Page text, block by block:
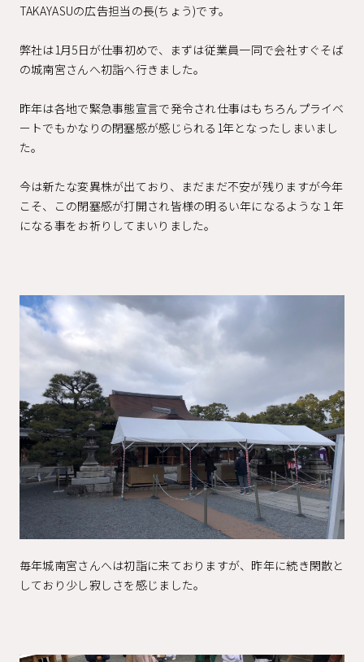
TAKAYASUの広告担当の長(ちょう)です。
弊社は1月5日が仕事初めで、まずは従業員一同で会社すぐそば
の城南宮さんへ初詣へ行きました。
昨年は各地で緊急事態宣言で発令され仕事はもちろんプライベ
ートでもかなりの閉塞感が感じられる1年となったしまいまし
た。
今は新たな変異株が出ており、まだまだ不安が残りますが今年
こそ、この閉塞感が打開され皆様の明るい年になるような１年
になる事をお祈りしてまいりました。
毎年城南宮さんへは初詣に来ておりますが、昨年に続き閑散と
しており少し寂しさを感じました。